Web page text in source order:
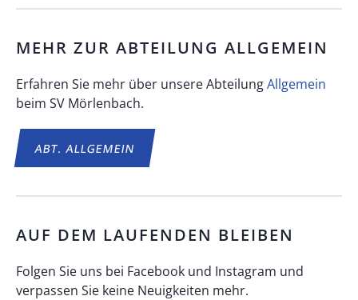
MEHR ZUR ABTEILUNG ALLGEMEIN
Erfahren Sie mehr über unsere AbteilungAllgemein
beim SV Mörlenbach.
ABT.ALLGEMEIN
AUF DEM LAUFENDEN BLEIBEN
Folgen Sie uns bei Facebook und Instagram und
verpassen Sie keine Neuigkeiten mehr.